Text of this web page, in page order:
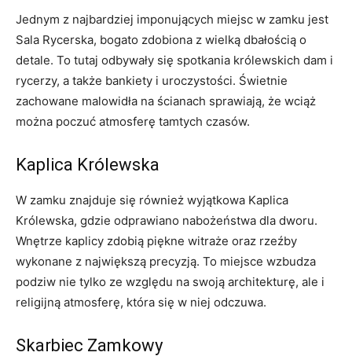
Jednym z ​najbardziej imponujących miejsc w zamku ‍jest
Sala ⁢Rycerska, bogato zdobiona z wielką dbałością o
⁣detale. To tutaj‍ odbywały się spotkania ⁢królewskich dam i
‍rycerzy, ⁢a także bankiety i uroczystości. Świetnie
zachowane malowidła na ścianach sprawiają,‍ że‍ wciąż
można poczuć atmosferę tamtych czasów.
Kaplica Królewska
W zamku ⁣znajduje się również wyjątkowa Kaplica
Królewska, gdzie odprawiano nabożeństwa⁣ dla⁣ dworu.
Wnętrze⁤ kaplicy zdobią ​piękne witraże oraz rzeźby
wykonane z ⁣największą precyzją. To miejsce wzbudza
podziw ‌nie ​tylko ze⁤ względu​ na swoją architekturę, ale i
religijną atmosferę, która się w niej odczuwa.
Skarbiec Zamkowy